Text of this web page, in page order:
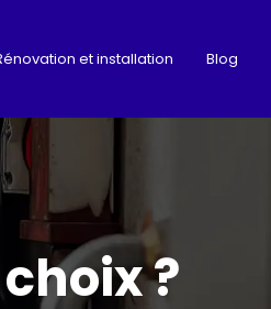
et installation Blog
?